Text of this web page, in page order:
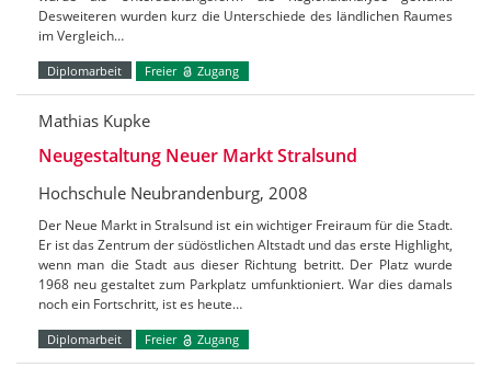
Desweiteren wurden kurz die Unterschiede des ländlichen Raumes
im Vergleich…
Diplomarbeit Freier Zugang
Mathias Kupke
Neugestaltung Neuer Markt Stralsund
Hochschule Neubrandenburg, 2008
Der Neue Markt in Stralsund ist ein wichtiger Freiraum für die Stadt.
Er ist das Zentrum der südöstlichen Altstadt und das erste Highlight,
wenn man die Stadt aus dieser Richtung betritt. Der Platz wurde
1968 neu gestaltet zum Parkplatz umfunktioniert. War dies damals
noch ein Fortschritt, ist es heute…
Diplomarbeit Freier Zugang